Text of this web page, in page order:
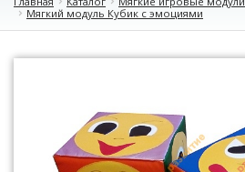
Мягкий модуль Кубик с эмоциями